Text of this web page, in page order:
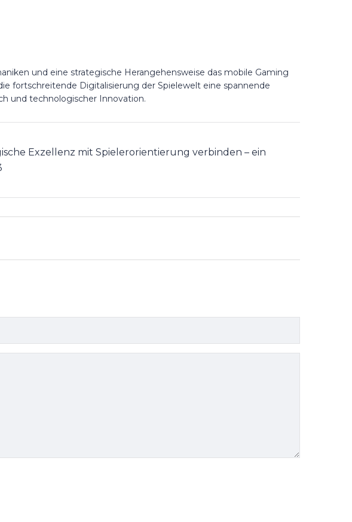
und eine strategische Herangehensweise das mobile Gaming
fortschreitende Digitalisierung der Spielewelt eine spannende
und technologischer Innovation.
Exzellenz mit Spielerorientierung verbinden – ein